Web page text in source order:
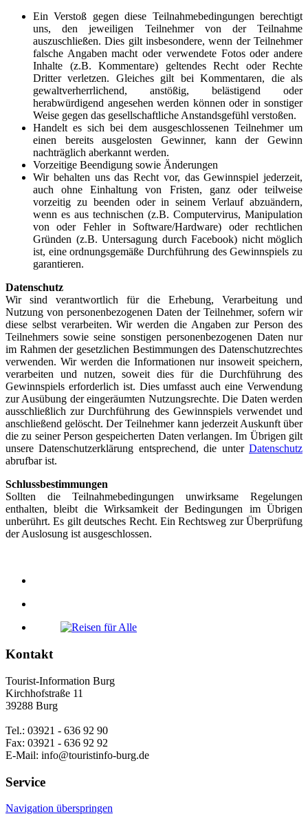
Ein Verstoß gegen diese Teilnahmebedingungen berechtigt
uns, den jeweiligen Teilnehmer von der Teilnahme
auszuschließen. Dies gilt insbesondere, wenn der Teilnehmer
falsche Angaben macht oder verwendete Fotos oder andere
Inhalte (z.B. Kommentare) geltendes Recht oder Rechte
Dritter verletzen. Gleiches gilt bei Kommentaren, die als
gewaltverherrlichend, anstößig, belästigend oder
herabwürdigend angesehen werden können oder in sonstiger
Weise gegen das gesellschaftliche Anstandsgefühl verstoßen.
Handelt es sich bei dem ausgeschlossenen Teilnehmer um
einen bereits ausgelosten Gewinner, kann der Gewinn
nachträglich aberkannt werden.
Vorzeitige Beendigung sowie Änderungen
Wir behalten uns das Recht vor, das Gewinnspiel jederzeit,
auch ohne Einhaltung von Fristen, ganz oder teilweise
vorzeitig zu beenden oder in seinem Verlauf abzuändern,
wenn es aus technischen (z.B. Computervirus, Manipulation
von oder Fehler in Software/Hardware) oder rechtlichen
Gründen (z.B. Untersagung durch Facebook) nicht möglich
ist, eine ordnungsgemäße Durchführung des Gewinnspiels zu
garantieren.
Datenschutz
Wir sind verantwortlich für die Erhebung, Verarbeitung und
Nutzung von personenbezogenen Daten der Teilnehmer, sofern wir
diese selbst verarbeiten. Wir werden die Angaben zur Person des
Teilnehmers sowie seine sonstigen personenbezogenen Daten nur
im Rahmen der gesetzlichen Bestimmungen des Datenschutzrechtes
verwenden. Wir werden die Informationen nur insoweit speichern,
verarbeiten und nutzen, soweit dies für die Durchführung des
Gewinnspiels erforderlich ist. Dies umfasst auch eine Verwendung
zur Ausübung der eingeräumten Nutzungsrechte. Die Daten werden
ausschließlich zur Durchführung des Gewinnspiels verwendet und
anschließend gelöscht. Der Teilnehmer kann jederzeit Auskunft über
die zu seiner Person gespeicherten Daten verlangen. Im Übrigen gilt
unsere Datenschutzerklärung entsprechend, die unter Datenschutz
abrufbar ist.
Schlussbestimmungen
Sollten die Teilnahmebedingungen unwirksame Regelungen
enthalten, bleibt die Wirksamkeit der Bedingungen im Übrigen
unberührt. Es gilt deutsches Recht. Ein Rechtsweg zur Überprüfung
der Auslosung ist ausgeschlossen.
Kontakt
Tourist-Information Burg
Kirchhofstraße 11
39288 Burg
Tel.: 03921 - 636 92 90
Fax: 03921 - 636 92 92
E-Mail: info@touristinfo-burg.de
Service
Navigation überspringen